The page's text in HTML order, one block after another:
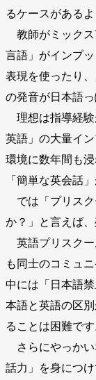
るケースがあるよ
教師がミックス
言語」がインプ
表現を使ったり
の発音が日本語
理想は指導経験
英語」の大量イ
環境に数年間も
「簡単な英会話
では「プリスク
か？」と言えば
英語プリスクー
も同士のコミュ
中には「日本語
本語と英語の区
ることは困難です
さらにやっかい
話力」を身につ